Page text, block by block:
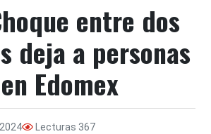
entre dos
deja a personas
Edomex
Lecturas 367